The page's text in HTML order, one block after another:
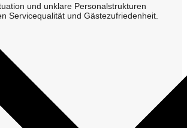
und unklare Personalstrukturen
Servicequalität und Gästezufriedenheit.